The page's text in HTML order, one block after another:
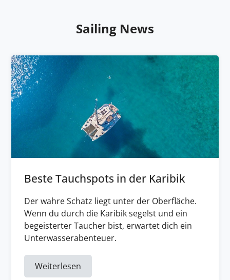
Sailing News
Beste Tauchspots in der Karibik
Der wahre Schatz liegt unter der Oberfläche.
Wenn du durch die Karibik segelst und ein
begeisterter Taucher bist, erwartet dich ein
Unterwasserabenteuer.
Weiterlesen